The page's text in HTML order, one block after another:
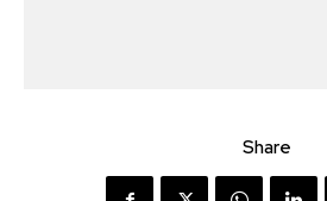
Share